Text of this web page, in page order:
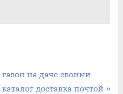
на даче своими
доставка почтой